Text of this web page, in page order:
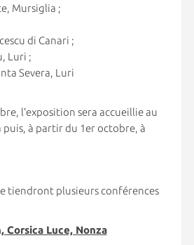
Mursiglia ;
di Canari ;
Luri ;
Severa, Luri
l’exposition sera accueillie au
à partir du 1er octobre, à
tiendront plusieurs conférences
Corsica Luce, Nonza